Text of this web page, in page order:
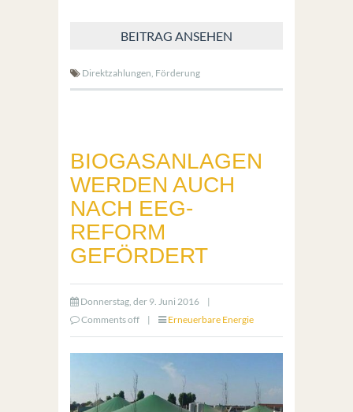
BEITRAG ANSEHEN
Direktzahlungen, Förderung
BIOGASANLAGEN
WERDEN AUCH
NACH EEG-
REFORM
GEFÖRDERT
Donnerstag, der 9. Juni 2016
|
Comments off
| Erneuerbare Energie